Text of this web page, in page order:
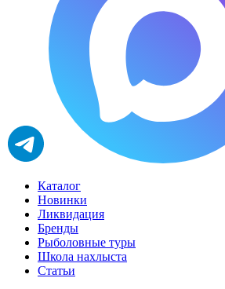
Каталог
Новинки
Ликвидация
Бренды
Рыболовные туры
Школа нахлыста
Статьи